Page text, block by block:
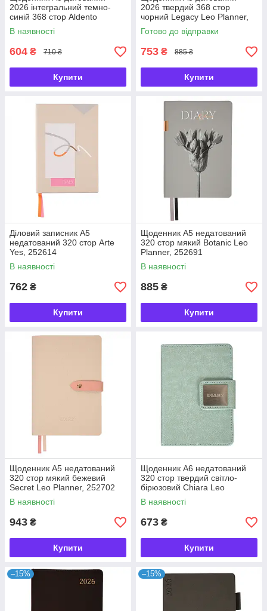
2026 інтегральний темно-
синій 368 стор Aldento
Planner, 252672
В наявності
604 ₴ 710 ₴
Купити
2026 твердий 368 стор
чорний Legacy Leo Planner,
252649
Готово до відправки
753 ₴ 885 ₴
Купити
Діловий записник А5
недатований 320 стор Arte
Yes, 252614
В наявності
762 ₴
Купити
Щоденник А5 недатований
320 стор мякий Botanic Leo
Planner, 252691
В наявності
885 ₴
Купити
Щоденник А5 недатований
320 стор мякий бежевий
Secret Leo Planner, 252702
В наявності
943 ₴
Купити
Щоденник А6 недатований
320 стор твердий світло-
бірюзовий Chiara Leo
Planner, 252710
В наявності
673 ₴
Купити
–15% –15%